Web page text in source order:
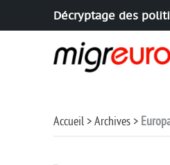
Aller à la navigation
Aller au contenu
Décryptage des
Accueil Archives